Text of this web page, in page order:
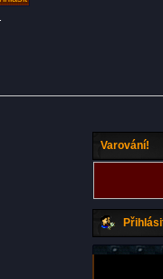
Varování!